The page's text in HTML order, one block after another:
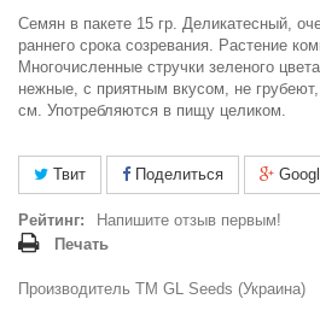
Семян в пакете 15 гр. Деликатесный,
раннего срока созревания. Растение
Многочисленные стручки зеленого
нежные, с приятным вкусом, не
см. Употребляются в пищу целиком.
Твит Поделиться
Рейтинг:
Напишите отзыв первым!
Печать
Производитель ТМ GL Seeds (Украина)